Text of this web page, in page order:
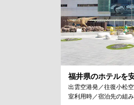
福井県のホテルを
出雲空港発／往復小松
室利用時／宿泊先の組